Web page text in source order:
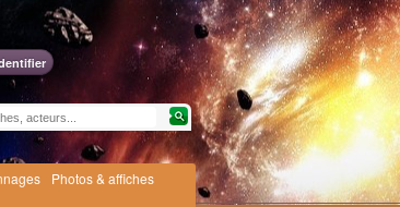
Photos & affiches